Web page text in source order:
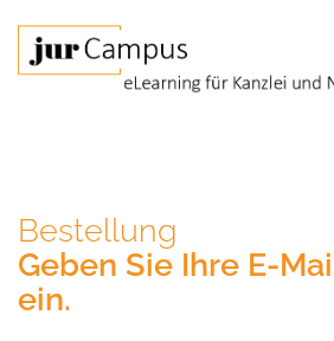
Bestellung
Geben Sie Ihre E-
ein.